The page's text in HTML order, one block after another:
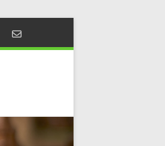
Münchener
Schach